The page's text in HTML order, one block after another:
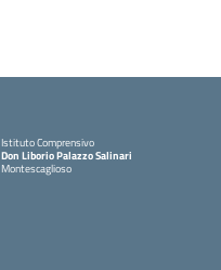
Istituto Comprensivo
Don Liborio Palazzo Salinari
Montescaglioso